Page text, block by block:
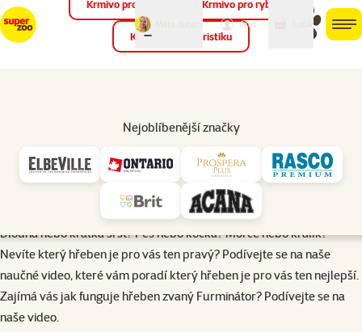
můj
účet
Krmivo pro ptáky Krmivo pro ryby
Krmivo pro teraristiku
Nejoblíbenější značky
Dlouhá nebo krátká srst? Pes nebo kočka? Morče nebo králík?
Nevíte který hřeben je pro vás ten pravý? Podívejte se na naše
naučné video, které vám poradí který hřeben je pro vás ten
nejlepší. Zajímá vás jak funguje hřeben zvaný Furminátor?
Podívejte se na naše video.
Dlouhá nebo krátká srst? Pes nebo kočka? Morče nebo králík?
Nevíte který hřeben je pro vás ten pravý? Podívejte se na naše
naučné video, které vám poradí který hřeben je pro vás ten nejlepší.
Zajímá vás jak funguje hřeben zvaný Furminátor? Podívejte se na
naše video.